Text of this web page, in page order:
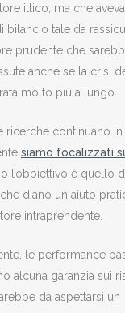
ittico, ma che
bilancio tale da
prudente che
anche se la crisi
molto più a lungo.
ricerche continuano
siamo focalizzati
l’obbiettivo è quello
diano un aiuto
intraprendente.
le performance
alcuna garanzia sui
da aspettarsi un